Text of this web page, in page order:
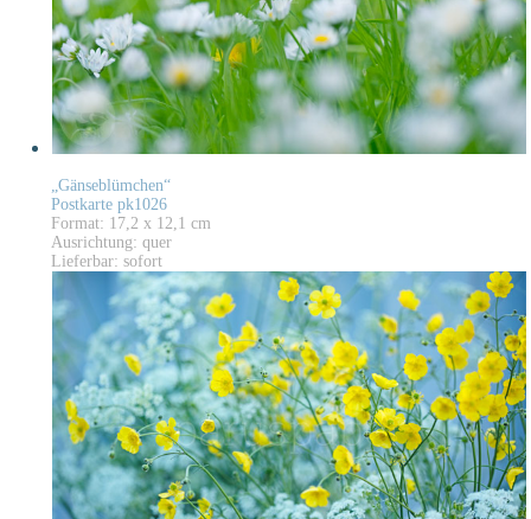
„Gänseblümchen“
Postkarte pk1026
Format: 17,2 x 12,1 cm
Ausrichtung: quer
Lieferbar: sofort